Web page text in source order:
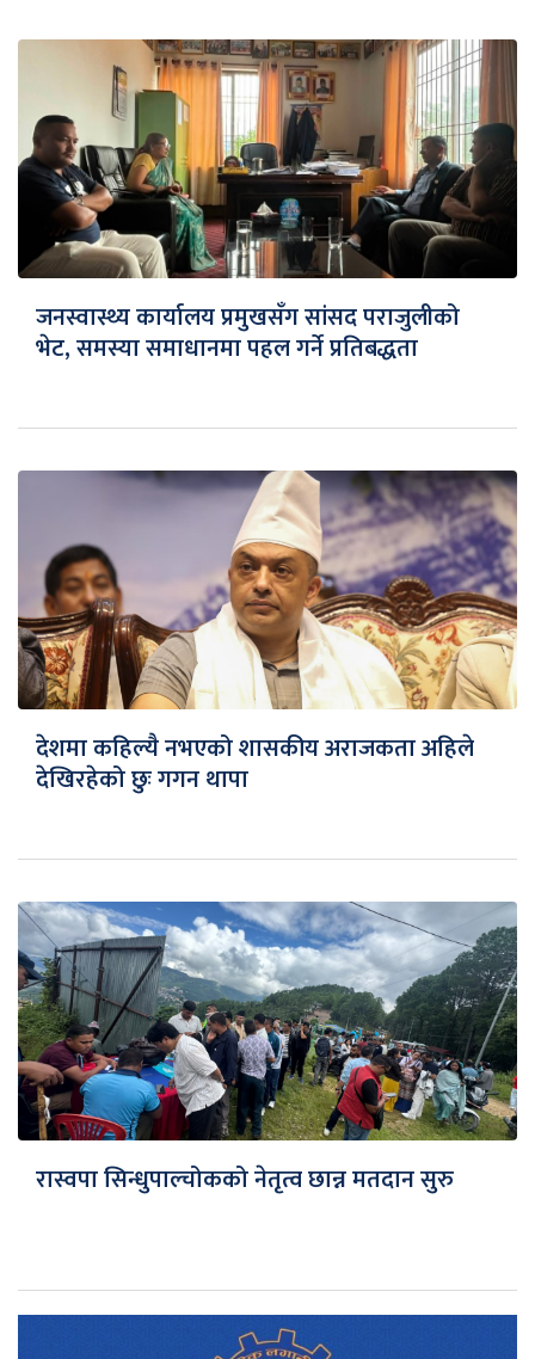
जनस्वास्थ्य कार्यालय प्रमुखसँग सांसद पराजुलीको
भेट, समस्या समाधानमा पहल गर्ने प्रतिबद्धता
देशमा कहिल्यै नभएको शासकीय अराजकता अहिले
देखिरहेको छुः गगन थापा
रास्वपा सिन्धुपाल्चोकको नेतृत्व छान्न मतदान सुरु